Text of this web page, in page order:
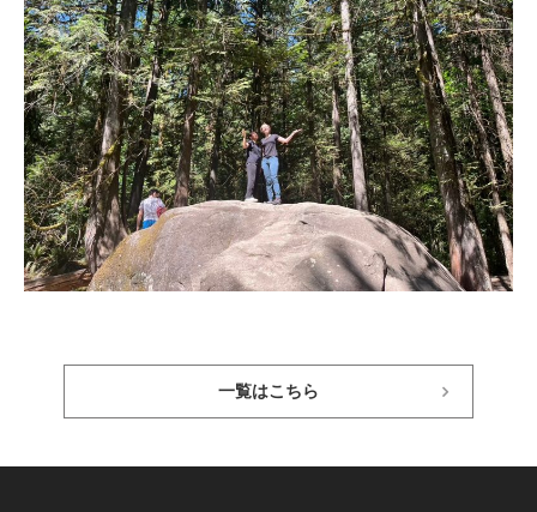
一覧はこちら